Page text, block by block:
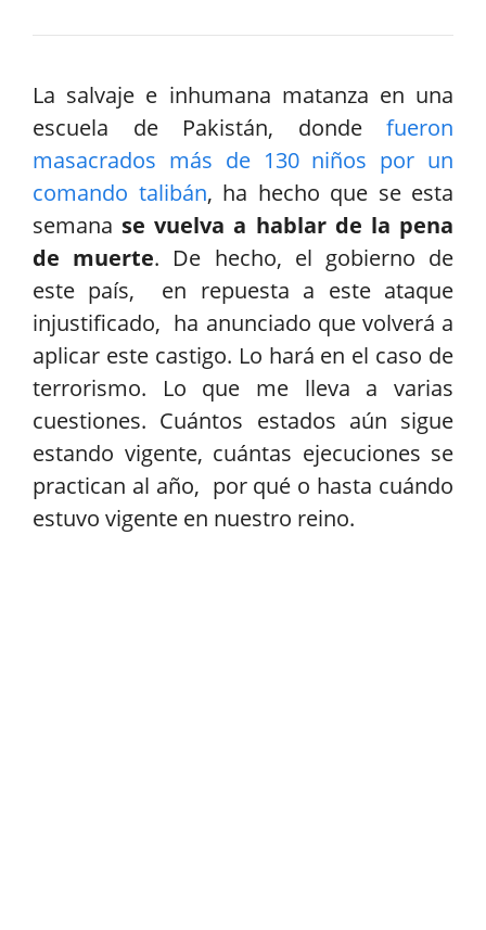
La salvaje e inhumana matanza en una
escuela de Pakistán, donde fueron
masacrados más de 130 niños por un
comando talibán, ha hecho que se esta
semana se vuelva a hablar de la pena
de muerte. De hecho, el gobierno de
este país, en repuesta a este ataque
injustificado, ha anunciado que volverá a
aplicar este castigo. Lo hará en el caso de
terrorismo. Lo que me lleva a varias
cuestiones. Cuántos estados aún sigue
estando vigente, cuántas ejecuciones se
practican al año, por qué o hasta cuándo
estuvo vigente en nuestro reino.